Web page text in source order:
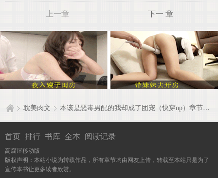
上一章 下一 章
耽美肉文 本该是恶毒男配的我却成了团宠（快穿np）章节目录
首页 排行 书库 全本 阅读记录
高腐屋移动版
版权声明：本站小说为转载作品，所有章节均由网友上传，转载至本站只是为了
宣传本书让更多读者欣赏。